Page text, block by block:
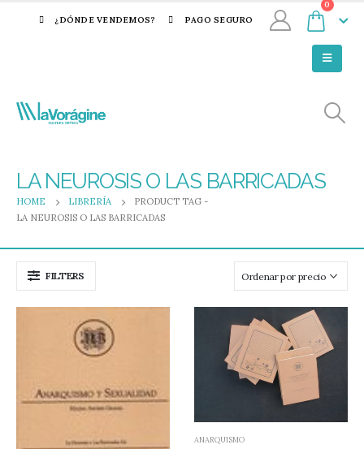
¿DÓNDE VENDEMOS? PAGO SEGURO
0
LA NEUROSIS O LAS BARRICADAS
HOME LIBRERÍA
PRODUCT TAG -
LA NEUROSIS O LAS BARRICADAS
FILTERS
ANARQUISMO